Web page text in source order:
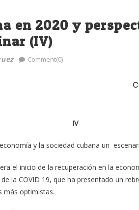
en 2020 y
(IV)
Comment(0)
IV
y la sociedad cubana un
el inicio de la recuperación en la
la COVID 19, que ha presentado un
más optimistas.